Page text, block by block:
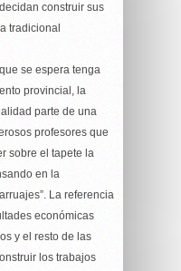
construir sus
tradicional
se espera tenga
provincial, la
parte de una
profesores que
sobre el tapete la
en la
La referencia
económicas
y el resto de las
los trabajos